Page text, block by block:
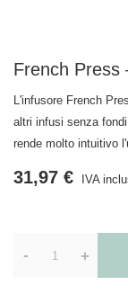
French Press
L'infusore French
altri infusi senza
rende molto intuitivo
31,97 € IVA
- +